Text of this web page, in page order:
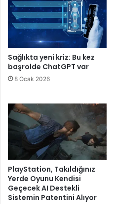
Sağlıkta yeni kriz: Bu kez
başrolde ChatGPT var
8 Ocak 2026
PlayStation, Takıldığınız
Yerde Oyunu Kendisi
Geçecek AI Destekli
Sistemin Patentini Alıyor